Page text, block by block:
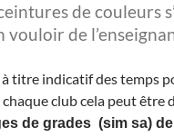
de couleurs
de
titre indicatif des temps
club cela peut être
de grades (sim sa)